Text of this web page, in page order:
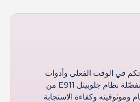
في الوقت الفعلي وأدوات
إعداد التقارير المفصّلة نظام جلوبيتل E911 من
وموثوقيته وكفاءة الاستجابة